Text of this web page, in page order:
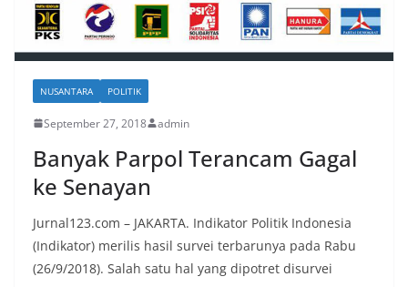
NUSANTARA POLITIK
September 27, 2018 admin
Banyak Parpol Terancam Gagal
ke Senayan
Jurnal123.com – JAKARTA. Indikator Politik Indonesia
(Indikator) merilis hasil survei terbarunya pada Rabu
(26/9/2018). Salah satu hal yang dipotret disurvei